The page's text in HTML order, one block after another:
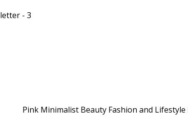
Pink Minimalist Beauty Fashion and